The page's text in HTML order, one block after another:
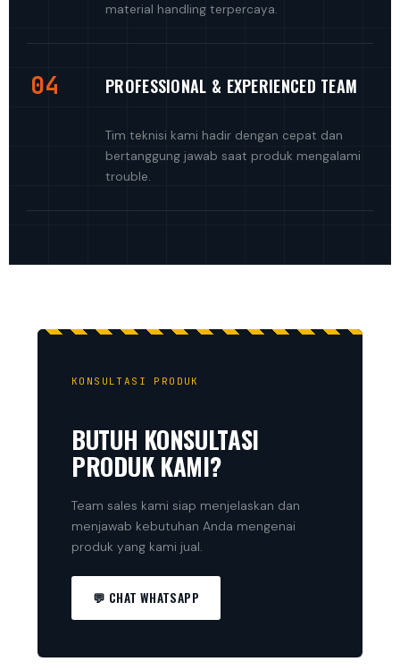
material handling terpercaya.
04 PROFESSIONAL & EXPERIENCED TEAM
Tim teknisi kami hadir dengan cepat dan
bertanggung jawab saat produk mengalami
trouble.
KONSULTASI PRODUK
BUTUH KONSULTASI
PRODUK KAMI?
Team sales kami siap menjelaskan dan
menjawab kebutuhan Anda mengenai
produk yang kami jual.
💬 CHAT WHATSAPP